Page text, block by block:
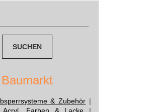
Baumarkt
& Zubehör |